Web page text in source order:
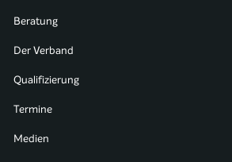
Beratung
Der Verband
Qualifizierung
Termine
Medien